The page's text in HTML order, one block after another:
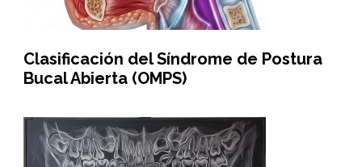
Clasificación del Síndrome de Postura
Bucal Abierta (OMPS)